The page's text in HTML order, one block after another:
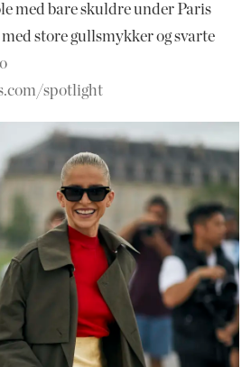
med bare skuldre under Paris
store gullsmykker og svarte
spotlight